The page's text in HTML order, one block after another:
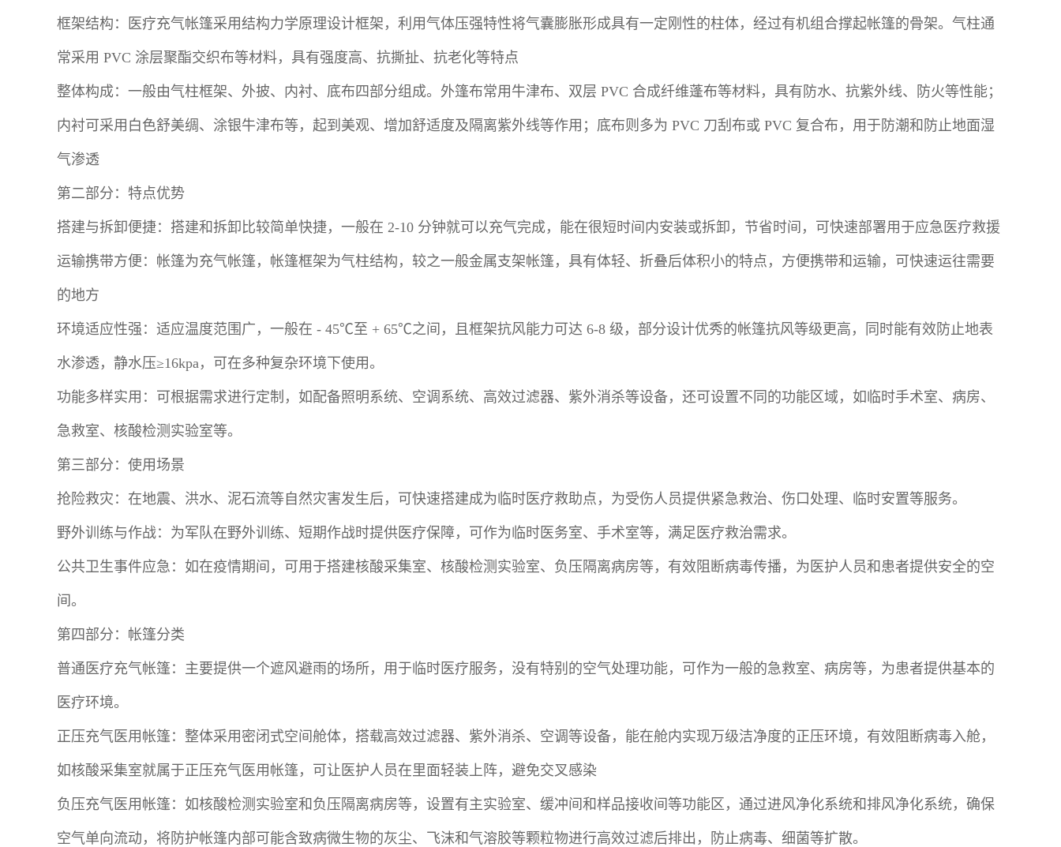
框架结构：医疗充气帐篷采用结构力学原理设计框架，利用气体压强特性将气囊膨胀形成具有一定刚性的柱体，经过有机组合撑起帐篷的骨架。气柱通
常采用 PVC 涂层聚酯交织布等材料，具有强度高、抗撕扯、抗老化等特点
整体构成：一般由气柱框架、外披、内衬、底布四部分组成。外篷布常用牛津布、双层 PVC 合成纤维蓬布等材料，具有防水、抗紫外线、防火等性能；
内衬可采用白色舒美绸、涂银牛津布等，起到美观、增加舒适度及隔离紫外线等作用；底布则多为 PVC 刀刮布或 PVC 复合布，用于防潮和防止地面湿
气渗透
第二部分：特点优势
搭建与拆卸便捷：搭建和拆卸比较简单快捷，一般在 2-10 分钟就可以充气完成，能在很短时间内安装或拆卸，节省时间，可快速部署用于应急医疗救援
运输携带方便：帐篷为充气帐篷，帐篷框架为气柱结构，较之一般金属支架帐篷，具有体轻、折叠后体积小的特点，方便携带和运输，可快速运往需要
的地方
环境适应性强：适应温度范围广，一般在 - 45℃至 + 65℃之间，且框架抗风能力可达 6-8 级，部分设计优秀的帐篷抗风等级更高，同时能有效防止地表
水渗透，静水压≥16kpa，可在多种复杂环境下使用。
功能多样实用：可根据需求进行定制，如配备照明系统、空调系统、高效过滤器、紫外消杀等设备，还可设置不同的功能区域，如临时手术室、病房、
急救室、核酸检测实验室等。
第三部分：使用场景
抢险救灾：在地震、洪水、泥石流等自然灾害发生后，可快速搭建成为临时医疗救助点，为受伤人员提供紧急救治、伤口处理、临时安置等服务。
野外训练与作战：为军队在野外训练、短期作战时提供医疗保障，可作为临时医务室、手术室等，满足医疗救治需求。
公共卫生事件应急：如在疫情期间，可用于搭建核酸采集室、核酸检测实验室、负压隔离病房等，有效阻断病毒传播，为医护人员和患者提供安全的空
间。
第四部分：帐篷分类
普通医疗充气帐篷：主要提供一个遮风避雨的场所，用于临时医疗服务，没有特别的空气处理功能，可作为一般的急救室、病房等，为患者提供基本的
医疗环境。
正压充气医用帐篷：整体采用密闭式空间舱体，搭载高效过滤器、紫外消杀、空调等设备，能在舱内实现万级洁净度的正压环境，有效阻断病毒入舱，
如核酸采集室就属于正压充气医用帐篷，可让医护人员在里面轻装上阵，避免交叉感染
负压充气医用帐篷 ：如核酸检测实验室和负压隔离病房等，设置有主实验室、缓冲间和样品接收间等功能区，通过进风净化系统和排风净化系统，确保
空气单向流动，将防护帐篷内部可能含致病微生物的灰尘、飞沫和气溶胶等颗粒物进行高效过滤后排出，防止病毒、细菌等扩散。